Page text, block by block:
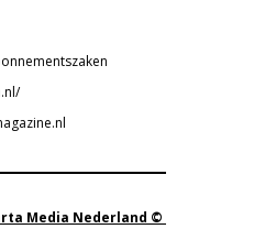
Media Nederland ©